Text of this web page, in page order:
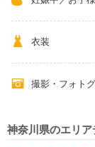
衣装
撮影・フォト
神奈川県のエリア